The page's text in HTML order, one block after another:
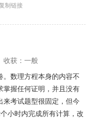
制链接
收获：一般
数理方程本身的内容不
掌握任何证明，并且没有
考试题型很固定，但今
小时内完成所有计算，改